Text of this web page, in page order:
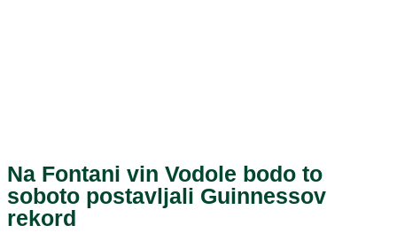
Na Fontani vin Vodole bodo to
soboto postavljali Guinnessov
rekord